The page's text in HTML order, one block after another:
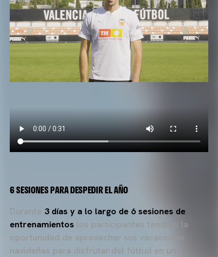
6 SESIONES PARA DESPEDIR EL AÑO
Durante 3 días y a lo largo de 6 sesiones de
entrenamientos los participantes tendrán la
oportunidad de aprovechar sus vacaciones
navideñas para disfrutar del fútbol en un